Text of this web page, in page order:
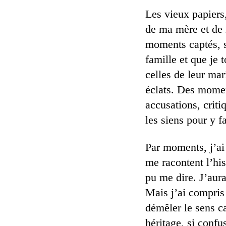
Les vieux
de ma mère et
moments captés,
famille et que je
celles de leur
éclats. Des
accusations,
les siens pour y
Par moments,
me racontent
pu me dire.
Mais j’ai
démêler le sens
héritage, si